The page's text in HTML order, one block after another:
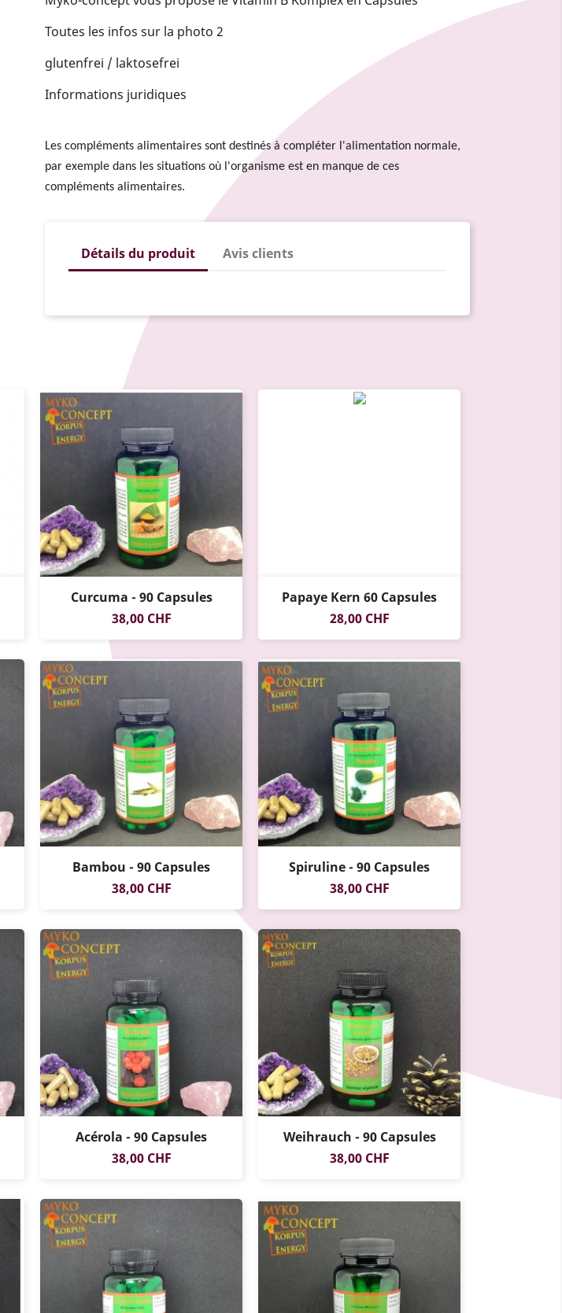
Toutes les infos sur la photo 2
glutenfrei / laktosefrei
Informations juridiques
Les compléments alimentaires sont destinés à compléter l'alimentation normale,
par exemple dans les situations où l'organisme est en manque de ces
compléments alimentaires.
Détails du produit Avis clients
Curcuma - 90 Capsules
Prix
38,00 CHF
Papaye Kern 60 Capsules
Prix
28,00 CHF
Bambou - 90 Capsules
Prix
38,00 CHF
Spiruline - 90 Capsules
Prix
38,00 CHF
Acérola - 90 Capsules
Prix
38,00 CHF
Weihrauch - 90 Capsules
Prix
38,00 CHF